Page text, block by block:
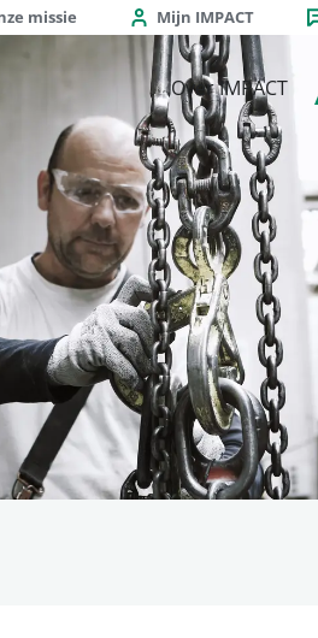
missie Mijn IMPACT
Over IMPACT